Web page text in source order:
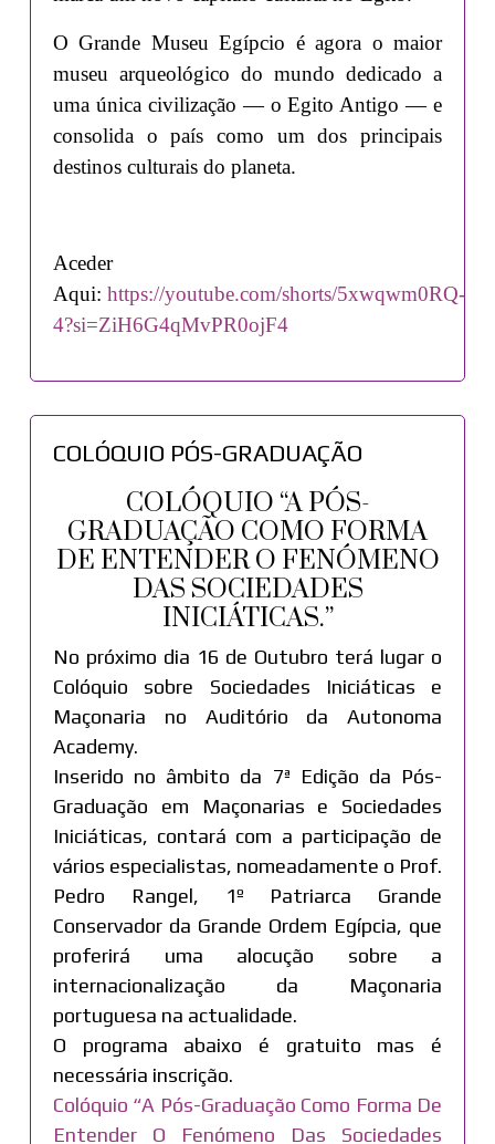
O Grande Museu Egípcio é agora o maior
museu arqueológico do mundo dedicado a
uma única civilização — o Egito Antigo — e
consolida o país como um dos principais
destinos culturais do planeta.
Aceder
Aqui: https://youtube.com/shorts/5xwqwm0RQ-
4?si=ZiH6G4qMvPR0ojF4
COLÓQUIO PÓS-GRADUAÇÃO
COLÓQUIO “A PÓS-
GRADUAÇÃO COMO FORMA
DE ENTENDER O FENÓMENO
DAS SOCIEDADES
INICIÁTICAS.”
No próximo dia 16 de Outubro terá lugar o
Colóquio sobre Sociedades Iniciáticas e
Maçonaria no Auditório da Autonoma
Academy.
Inserido no âmbito da 7ª Edição da Pós-
Graduação em Maçonarias e Sociedades
Iniciáticas, contará com a participação de
vários especialistas, nomeadamente o Prof.
Pedro Rangel, 1º Patriarca Grande
Conservador da Grande Ordem Egípcia, que
proferirá uma alocução sobre a
internacionalização da Maçonaria
portuguesa na actualidade.
O programa abaixo é gratuito mas é
necessária inscrição.
Colóquio “A Pós-Graduação Como Forma De
Entender O Fenómeno Das Sociedades